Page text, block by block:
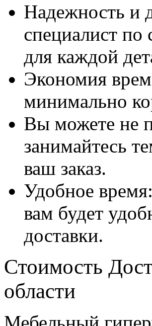
Надежность и
специалист по
для каждой
Экономия
минимально
Вы можете не
занимайтесь
ваш заказ.
Удобное время:
вам будет
доставки.
Стоимость
области